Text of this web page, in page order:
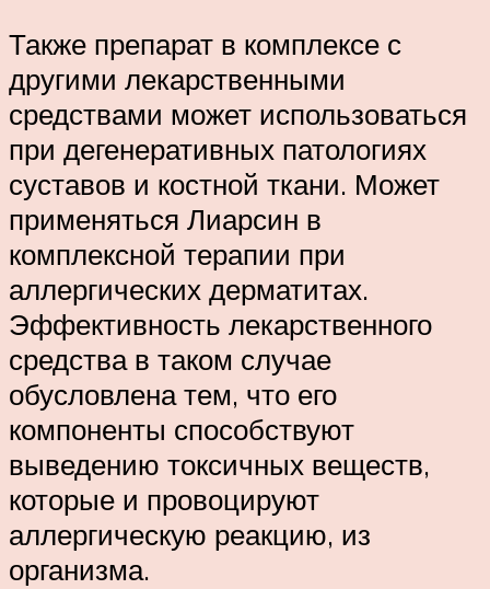
Также препарат в комплексе с
другими лекарственными
средствами может использоваться
при дегенеративных патологиях
суставов и костной ткани. Может
применяться Лиарсин в
комплексной терапии при
аллергических дерматитах.
Эффективность лекарственного
средства в таком случае
обусловлена тем, что его
компоненты способствуют
выведению токсичных веществ,
которые и провоцируют
аллергическую реакцию, из
организма.